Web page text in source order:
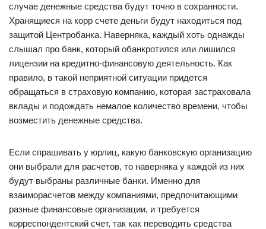
случае денежные средства будут точно в сохранности.
Хранящиеся на корр счете деньги будут находиться под
защитой Центробанка. Наверняка, каждый хоть однажды
слышал про банк, который обанкротился или лишился
лицензии на кредитно-финансовую деятельность. Как
правило, в такой неприятной ситуации придется
обращаться в страховую компанию, которая застраховала
вклады и подождать немалое количество времени, чтобы
возместить денежные средства.
Если спрашивать у юрлиц, какую банковскую организацию
они выбрали для расчетов, то наверняка у каждой из них
будут выбраны различные банки. Именно для
взаиморасчетов между компаниями, предпочитающими
разные финансовые организации, и требуется
корреспондентский счет, так как переводить средства